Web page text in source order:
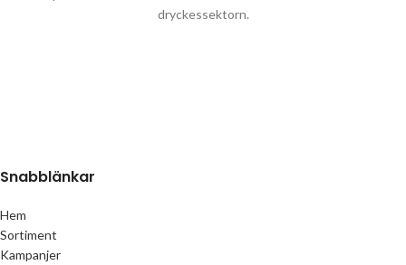
dryckessektorn.
Snabblänkar
Hem
Sortiment
Kampanjer